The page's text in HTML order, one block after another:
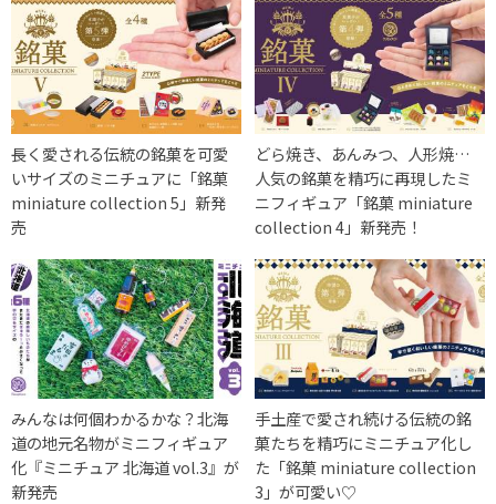
長く愛される伝統の銘菓を可愛
いサイズのミニチュアに「銘菓
miniature collection 5」新発
売
どら焼き、あんみつ、人形焼…
人気の銘菓を精巧に再現したミ
ニフィギュア「銘菓 miniature
collection 4」新発売！
みんなは何個わかるかな？北海
道の地元名物がミニフィギュア
化『ミニチュア 北海道 vol.3』が
新発売
手土産で愛され続ける伝統の銘
菓たちを精巧にミニチュア化し
た「銘菓 miniature collection
3」が可愛い♡